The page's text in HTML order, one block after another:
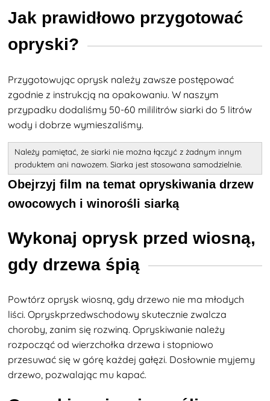
Jak prawidłowo przygotować
opryski?
Przygotowując oprysk należy zawsze postępować
zgodnie z instrukcją na opakowaniu. W naszym
przypadku dodaliśmy 50-60 mililitrów siarki do 5 litrów
wody i dobrze wymieszaliśmy.
Należy pamiętać, że siarki nie można łączyć z żadnym innym
produktem ani nawozem.Siarka jest stosowana samodzielnie.
Obejrzyj film na temat opryskiwania drzew
owocowych i winorośli siarką
Wykonaj oprysk przed wiosną,
gdy drzewa śpią
Powtórz oprysk wiosną, gdy drzewo nie ma młodych
liści. Opryskprzedwschodowy skutecznie zwalcza
choroby, zanim się rozwiną. Opryskiwanie należy
rozpocząć od wierzchołka drzewa i stopniowo
przesuwać się w górę każdej gałęzi. Dosłownie myjemy
drzewo, pozwalając mu kapać.